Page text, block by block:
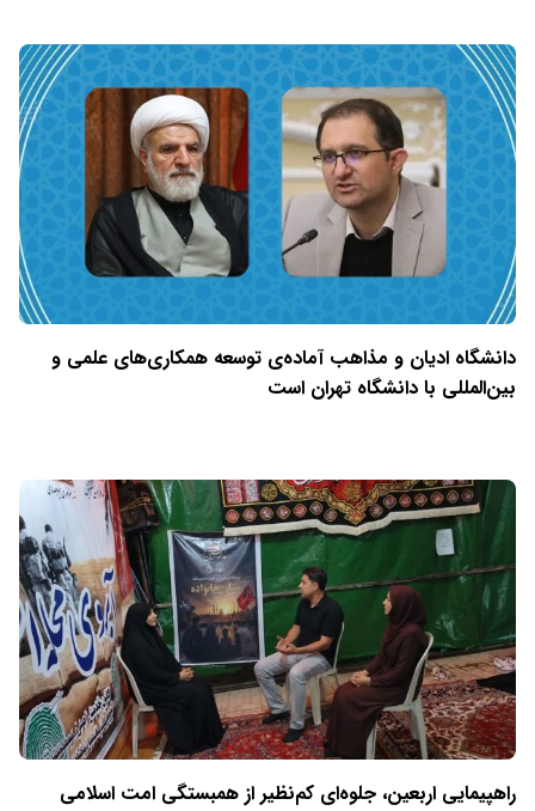
دانشگاه ادیان و مذاهب آماده‌ی توسعه همکاری‌های علمی و
بین‌المللی با دانشگاه تهران است
راهپیمایی اربعین، جلوه‌ای کم‌نظیر از همبستگی امت اسلامی